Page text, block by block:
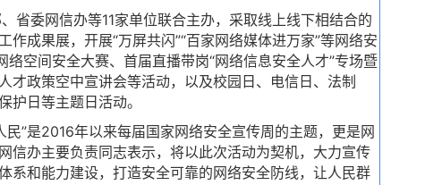
省委网信办等11家单位联合主办，采取线上线下相结合的
作成果展，开展“万屏共闪”“百家网络媒体进万家”等网络安
络空间安全大赛、首届直播带岗“网络信息安全人才”专场暨
才政策空中宣讲会等活动，以及校园日、电信日、法制
护日等主题日活动。
”是2016年以来每届国家网络安全宣传周的主题，更是网
信办主要负责同志表示，将以此次活动为契机，大力宣传
系和能力建设，打造安全可靠的网络安全防线，让人民群